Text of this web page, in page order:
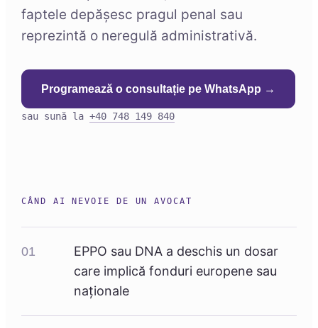
faptele depășesc pragul penal sau
reprezintă o neregulă administrativă.
Programează o consultație pe WhatsApp →
sau sună la +40 748 149 840
CÂND AI NEVOIE DE UN AVOCAT
01
EPPO sau DNA a deschis un dosar
care implică fonduri europene sau
naționale